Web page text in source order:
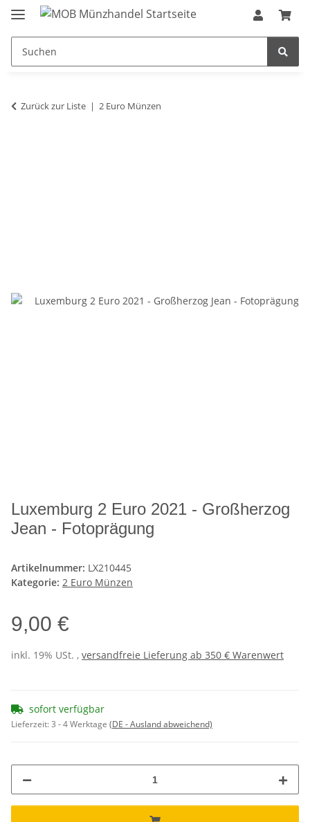
Zurück zur Liste 2 Euro Münzen
Luxemburg 2 Euro 2021 - Großherzog
Jean - Fotoprägung
Artikelnummer: LX210445
Kategorie: 2 Euro Münzen
9,00 €
inkl. 19% USt. , versandfreie Lieferung ab 350 € Warenwert
sofort verfügbar
Lieferzeit:3 - 4 Werktage (DE - Ausland abweichend)